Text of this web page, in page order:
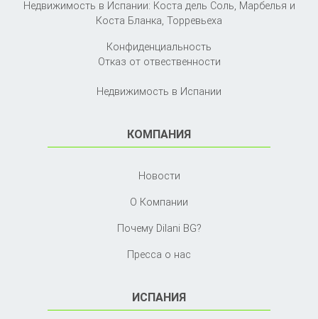
Недвижимость в Испании: Коста дель Соль, Марбелья и
Коста Бланка, Торревьеха
Конфиденциальность
Отказ от отвественности
Недвижимость в Испании
КОМПАНИЯ
Новости
О Компании
Почему Dilani BG?
Пресса о нас
ИСПАНИЯ